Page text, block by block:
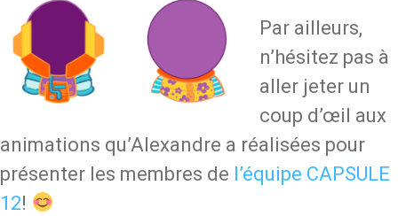
Par ailleurs,
n’hésitez pas à
aller jeter un
coup d’œil aux
animations qu’Alexandre a réalisées pour
présenter les membres de l’équipe CAPSULE
12!